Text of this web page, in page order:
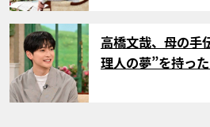
サムネイル
高橋文哉、母の手
理人の夢”を持っ